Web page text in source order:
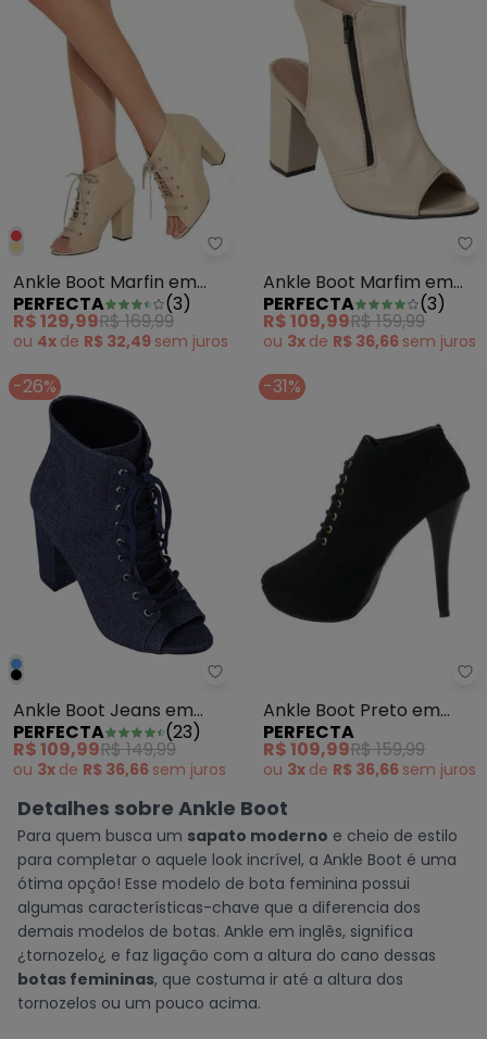
Perfecta - Ankle Boot Marfin
Ankle Boot Marfin em
Sintético
PERFECTA (3)
R$ 129,99R$ 169,99
ou 4x de R$ 32,49 sem juros
Ankle Boot Marfim em
Sintético
PERFECTA (3)
R$ 109,99R$ 159,99
ou 3x de R$ 36,66 sem juros
-26%
Perfecta - Ankle Boot Jeans
Ankle Boot Jeans em
Camurça
PERFECTA (23)
R$ 109,99R$ 149,99
ou 3x de R$ 36,66 sem juros
-31%
Ankle Boot Preto em
Camurça
PERFECTA
R$ 109,99R$ 159,99
ou 3x de R$ 36,66 sem juros
Detalhes sobre Ankle Boot
Para quem busca um sapato moderno e cheio de estilo
para completar o aquele look incrível, a Ankle Boot é uma
ótima opção! Esse modelo de bota feminina possui
algumas características-chave que a diferencia dos
demais modelos de botas. Ankle em inglês, significa
¿tornozelo¿ e faz ligação com a altura do cano dessas
botas femininas, que costuma ir até a altura dos
tornozelos ou um pouco acima.